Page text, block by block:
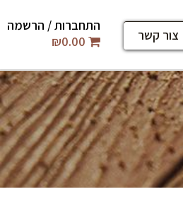
צור קשר
התחברות / הרשמה
₪0.00